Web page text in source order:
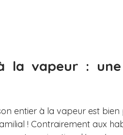
la vapeur :
entier à la vapeur est bien
! Contrairement aux